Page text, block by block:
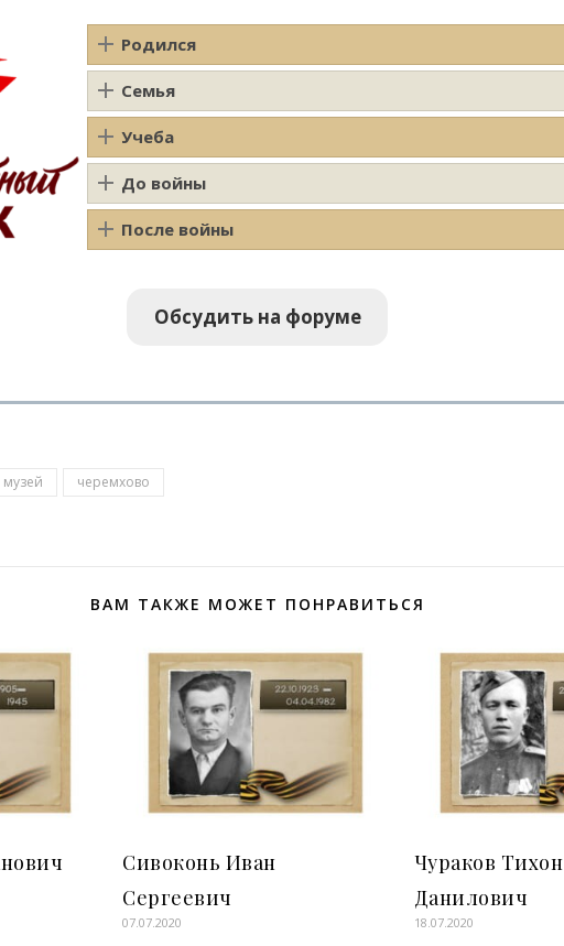
Родился
Семья
Учеба
До войны
После войны
Обсудить на форуме
музей черемхово
ВАМ ТАКЖЕ МОЖЕТ ПОНРАВИТЬСЯ
Сивоконь Иван
Сергеевич
07.07.2020
Чураков Тихон
Данилович
18.07.2020